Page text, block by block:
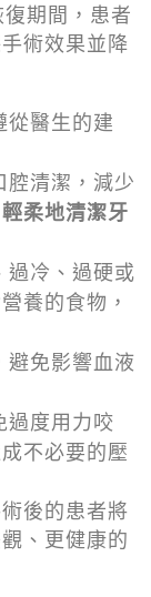
期間，患者
術效果並降
從醫生的建
腔清潔，減少
輕柔地清潔牙
過冷、過硬或
養的食物，
避免影響血液
過度用力咬
不必要的壓
後的患者將
、更健康的